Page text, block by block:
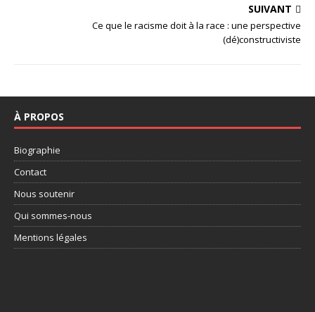
SUIVANT
Ce que le racisme doit à la race : une perspective
(dé)constructiviste
À PROPOS
Biographie
Contact
Nous soutenir
Qui sommes-nous
Mentions légales